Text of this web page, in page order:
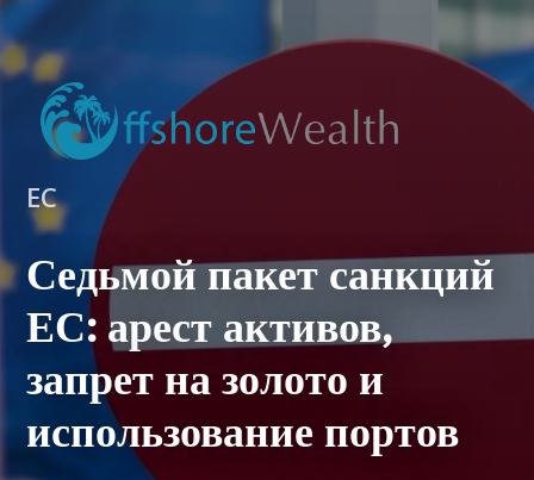
ЕС
Седьмой пакет санкций
ЕС: арест активов,
запрет на золото и
использование портов